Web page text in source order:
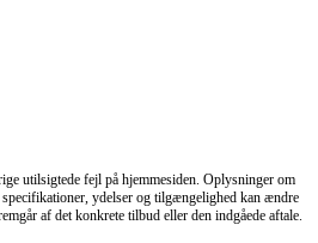
utilsigtede fejl på hjemmesiden. Oplysninger om
ydelser og tilgængelighed kan ændre
af det konkrete tilbud eller den indgåede aftale.